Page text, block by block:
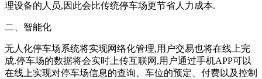
理设备的人员,因此会比传统停车场更节省人力成本.
二、智能化
无人化停车场系统将实现网络化管理,用户交易也将在线上完
成.停车场的数据将会实时上传互联网,用户通过手机APP可以
在线上实现对停车场信息的查询、车位的预定、付费以及控制